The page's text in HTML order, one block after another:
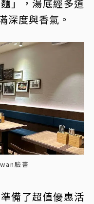
」，湯底經多道
深度與香氣。
臉書
備了超值優惠活